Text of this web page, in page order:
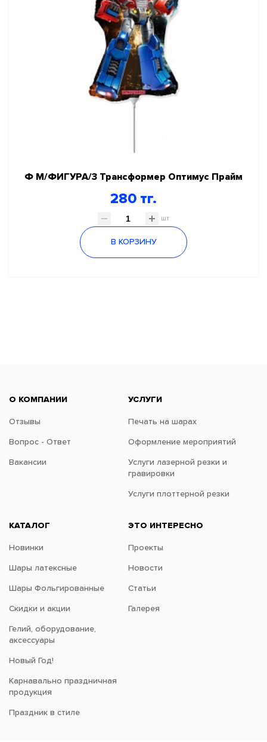
Ф М/ФИГУРА/3 Трансформер Оптимус Прайм
280 тг.
шт
В КОРЗИНУ
О КОМПАНИИ
Отзывы
Вопрос - Ответ
Вакансии
УСЛУГИ
Печать на шарах
Оформление мероприятий
Услуги лазерной резки и
гравировки
Услуги плоттерной резки
КАТАЛОГ
Новинки
Шары латексные
Шары Фольгированные
Скидки и акции
Гелий, оборудование,
аксессуары
Новый Год!
Карнавально праздничная
продукция
Праздник в стиле
ЭТО ИНТЕРЕСНО
Проекты
Новости
Статьи
Галерея